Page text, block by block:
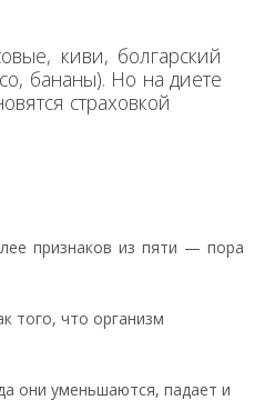
киви, болгарский
бананы). Но на диете
страховкой
признаков из пяти — пора
того, что организм
они уменьшаются, падает и